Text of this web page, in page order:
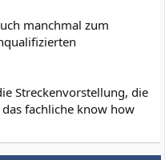
manchmal zum
Streckenvorstellung, die
fachliche know how